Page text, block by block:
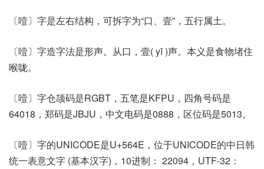
〔噎〕字是左右结构，可拆字为“口、壹”，五行属土。
〔噎〕字造字法是形声。从口，壹( yī )声。本义是食物堵住
喉咙。
〔噎〕字仓颉码是RGBT，五笔是KFPU，四角号码是
64018，郑码是JBJU，中文电码是0888，区位码是5013。
〔噎〕字的UNICODE是U+564E，位于UNICODE的中日韩
统一表意文字 (基本汉字)，10进制： 22094，UTF-32：